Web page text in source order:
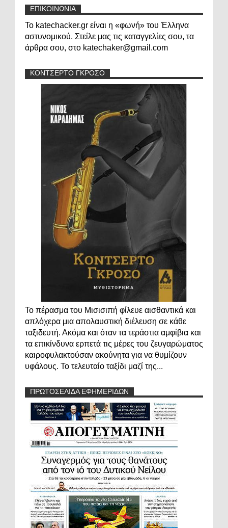
ΕΠΙΚΟΙΝΩΝΙΑ
Το katechacker.gr είναι η «φωνή» του Έλληνα
αστυνομικού. Στείλε μας τις καταγγελίες σου, τα
άρθρα σου, στο katechaker@gmail.com
ΚΟΝΤΣΕΡΤΟ ΓΚΡΟΣΟ
Το πέρασμα του Μισισιπή φίλευε αισθαντικά και
απλόχερα μια απολαυστική διέλευση σε κάθε
ταξιδευτή. Ακόμα και όταν τα τεράστια αμφίβια και
τα επικίνδυνα ερπετά τις μέρες του ζευγαρώματος
καιροφυλακτούσαν ακούνητα για να θυμίζουν
υφάλους. Το τελευταίο ταξίδι μαζί της...
ΠΡΩΤΟΣΕΛΙΔΑ ΕΦΗΜΕΡΙΔΩΝ